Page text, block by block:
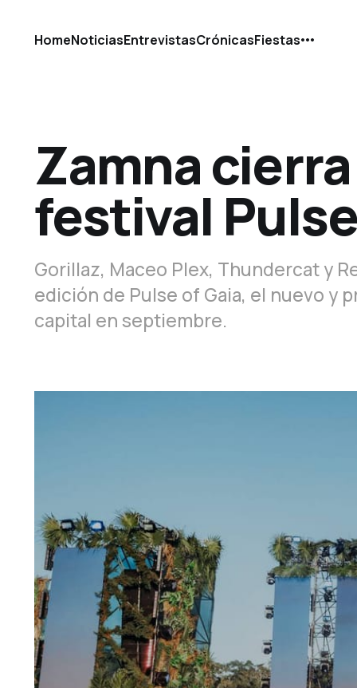
HomeNoticiasEntrevistasCrónicasFiestas
Zamna
festival
Gorillaz, Maceo Plex, Thundercat y
edición de Pulse of Gaia, el nuevo y
capital en septiembre.